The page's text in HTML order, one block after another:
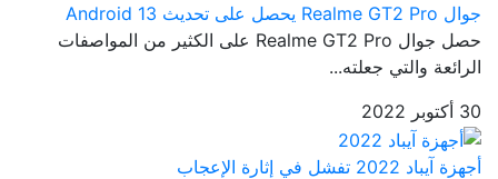
جوال Realme GT2 Pro يحصل على تحديث Android 13
حصل جوال Realme GT2 Pro على الكثير من المواصفات
الرائعة والتي جعلته...
30 أكتوبر 2022
أجهزة آيباد 2022 تفشل في إثارة الإعجاب